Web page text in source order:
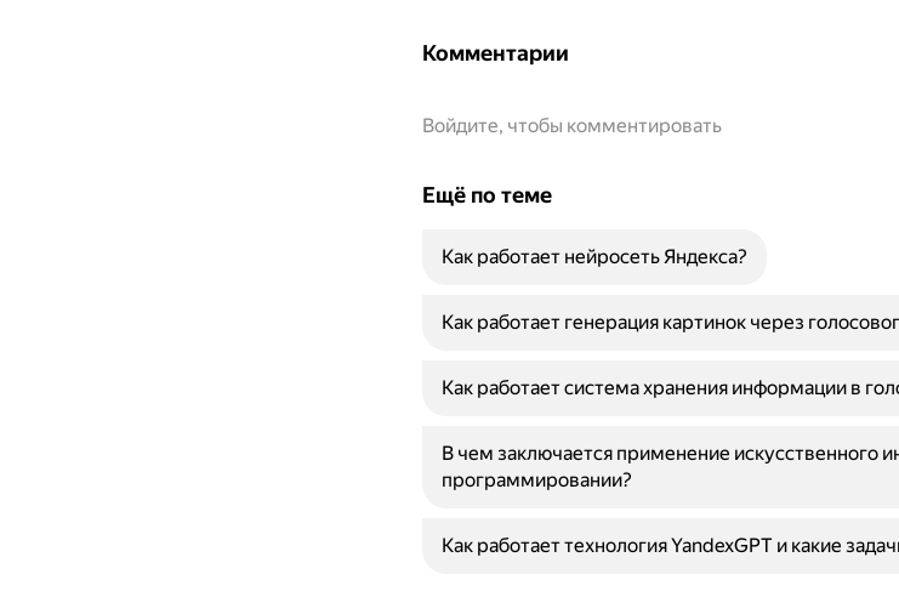
Комментарии
Войдите, чтобы комментировать
Ещё по теме
Как работает нейросеть Яндекса?
Как работает генерация картинок через
Как работает система хранения информации в
В чем заключается применение искусственного
программировании?
Как работает технология YandexGPT и какие